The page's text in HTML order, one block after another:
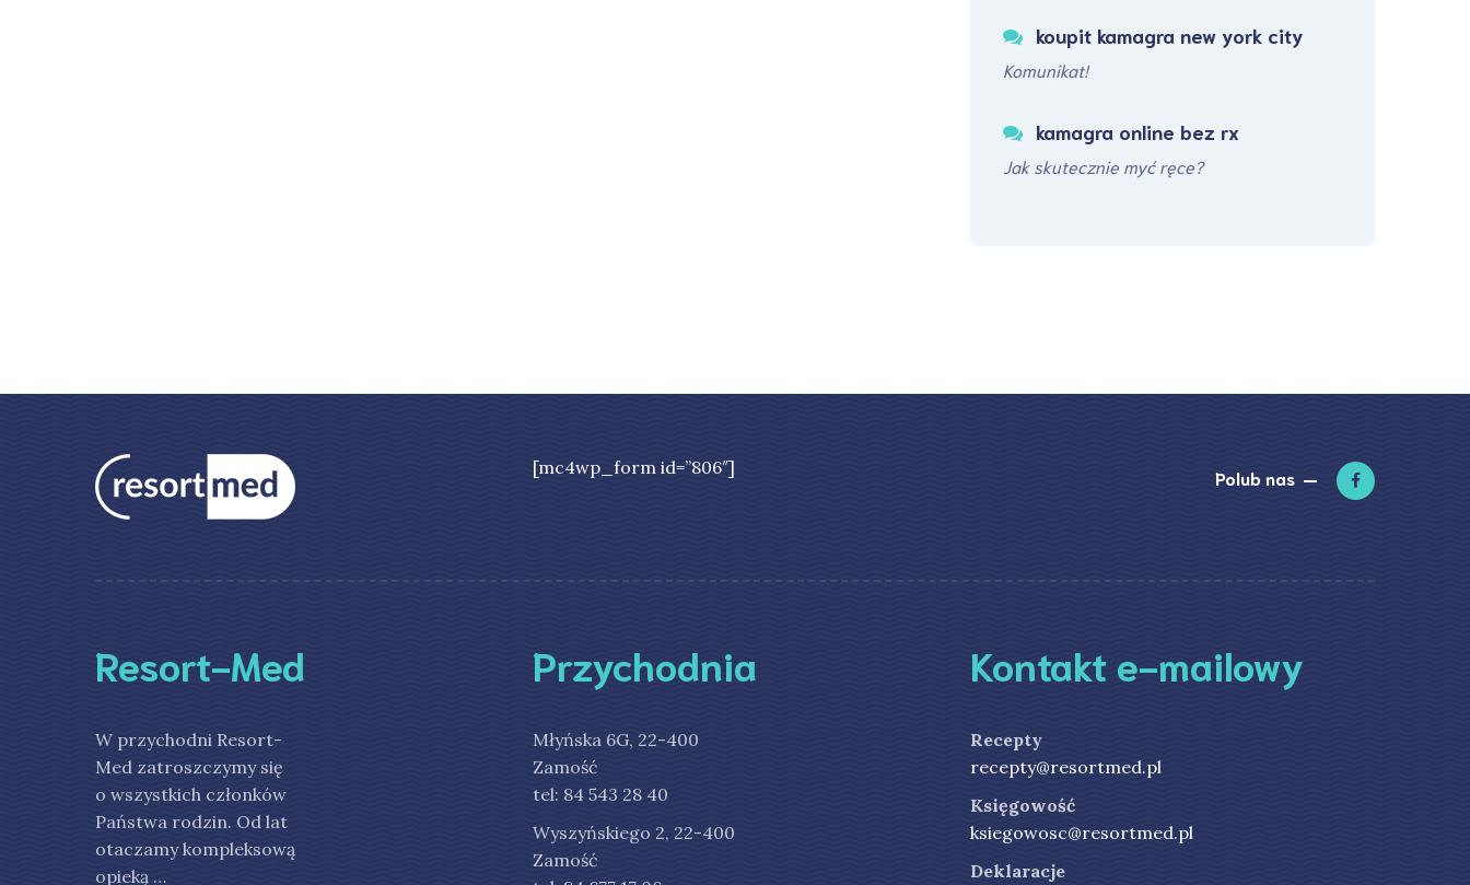
koupit kamagra new york city
Komunikat!
kamagra online bez rx
Jak skutecznie myć ręce?
[mc4wp_form id=”806″] Polub nas
Resort-Med
W przychodni Resort-
Med zatroszczymy się
o wszystkich członków
Państwa rodzin. Od lat
otaczamy kompleksową
opieką …
Przychodnia
Młyńska 6G, 22-400
Zamość
tel: 84 543 28 40
Wyszyńskiego 2, 22-400
Zamość
Kontakt e-mailowy
Recepty
recepty@resortmed.pl
Księgowość
ksiegowosc@resortmed.pl
Deklaracje